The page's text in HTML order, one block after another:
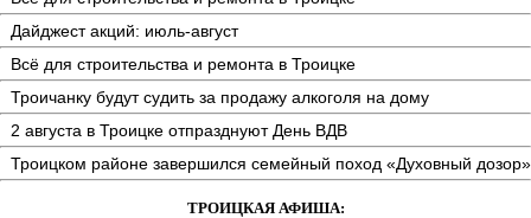
Дайджест акций: июль-август
Всё для строительства и ремонта в Троицке
Троичанку будут судить за продажу алкоголя на дому
2 августа в Троицке отпразднуют День ВДВ
Троицком районе завершился семейный поход «Духовный дозор»
ТРОИЦКАЯ АФИША: